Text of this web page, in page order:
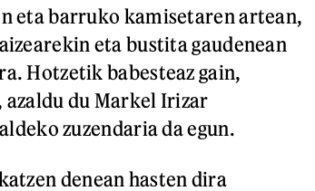
eta barruko kamisetaren artean,
eta bustita gaudenean
Hotzetik babesteaz gain,
azaldu du Markel Irizar
zuzendaria da egun.
denean hasten dira